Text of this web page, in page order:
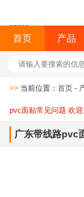
space
首页 产品
>> 当前位置：首页 -
pvc面贴常见问题 欢
广东带线路pvc